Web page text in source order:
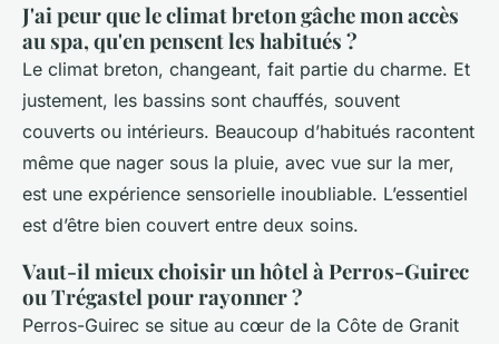
J'ai peur que le climat breton gâche mon accès
au spa, qu'en pensent les habitués ?
Le climat breton, changeant, fait partie du charme. Et
justement, les bassins sont chauffés, souvent
couverts ou intérieurs. Beaucoup d’habitués racontent
même que nager sous la pluie, avec vue sur la mer,
est une expérience sensorielle inoubliable. L’essentiel
est d’être bien couvert entre deux soins.
Vaut-il mieux choisir un hôtel à Perros-Guirec
ou Trégastel pour rayonner ?
Perros-Guirec se situe au cœur de la Côte de Granit